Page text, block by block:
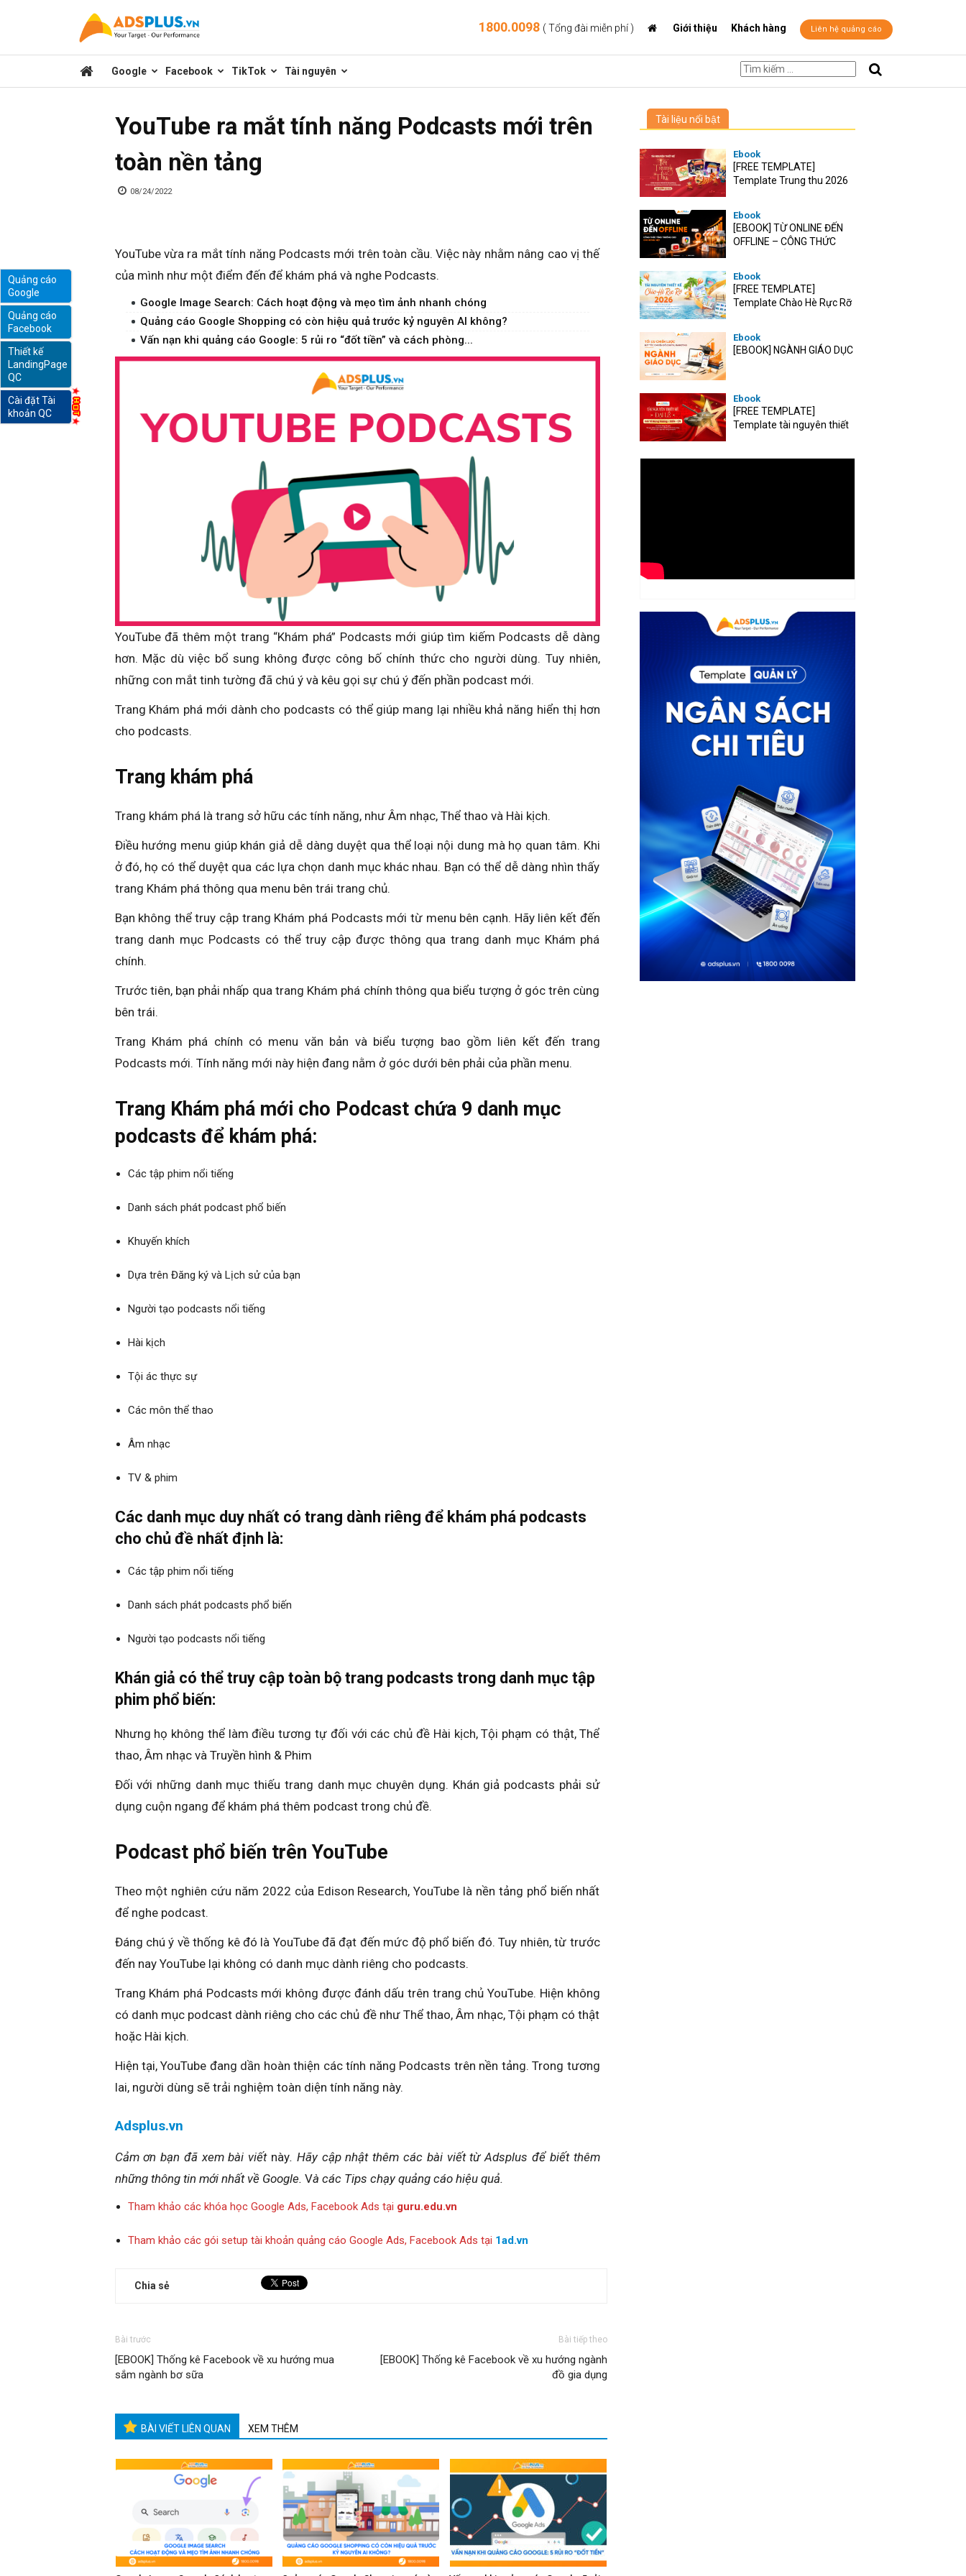
sẻ
marketing
online
1800.0098 ( Tổng đài miễn phí ) Giới thiệu Khách hàng Liên hệ quảng cáo
Google Facebook TikTok Tài nguyên
YouTube ra mắt tính năng Podcasts mới trên
toàn nền tảng
08/24/2022
YouTube vừa ra mắt tính năng Podcasts mới trên toàn cầu. Việc này nhằm nâng cao vị thế
của mình như một điểm đến để khám phá và nghe Podcasts.
Google Image Search: Cách hoạt động và mẹo tìm ảnh nhanh chóng
Quảng cáo Google Shopping có còn hiệu quả trước kỷ nguyên AI không?
Vấn nạn khi quảng cáo Google: 5 rủi ro “đốt tiền” và cách phòng...
YouTube đã thêm một trang “Khám phá” Podcasts mới giúp tìm kiếm Podcasts dễ dàng
hơn. Mặc dù việc bổ sung không được công bố chính thức cho người dùng. Tuy nhiên,
những con mắt tinh tường đã chú ý và kêu gọi sự chú ý đến phần podcast mới.
Trang Khám phá mới dành cho podcasts có thể giúp mang lại nhiều khả năng hiển thị hơn
cho podcasts.
Trang khám phá
Trang khám phá là trang sở hữu các tính năng, như Âm nhạc, Thể thao và Hài kịch.
Điều hướng menu giúp khán giả dễ dàng duyệt qua thể loại nội dung mà họ quan tâm. Khi
ở đó, họ có thể duyệt qua các lựa chọn danh mục khác nhau. Bạn có thể dễ dàng nhìn thấy
trang Khám phá thông qua menu bên trái trang chủ.
Bạn không thể truy cập trang Khám phá Podcasts mới từ menu bên cạnh. Hãy liên kết đến
trang danh mục Podcasts có thể truy cập được thông qua trang danh mục Khám phá
chính.
Trước tiên, bạn phải nhấp qua trang Khám phá chính thông qua biểu tượng ở góc trên cùng
bên trái.
Trang Khám phá chính có menu văn bản và biểu tượng bao gồm liên kết đến trang
Podcasts mới. Tính năng mới này hiện đang nằm ở góc dưới bên phải của phần menu.
Trang Khám phá mới cho Podcast chứa 9 danh mục
podcasts để khám phá:
Các tập phim nổi tiếng
Danh sách phát podcast phổ biến
Khuyến khích
Dựa trên Đăng ký và Lịch sử của bạn
Người tạo podcasts nổi tiếng
Hài kịch
Tội ác thực sự
Các môn thể thao
Âm nhạc
TV & phim
Các danh mục duy nhất có trang dành riêng để khám phá podcasts
cho chủ đề nhất định là:
Các tập phim nổi tiếng
Danh sách phát podcasts phổ biến
Người tạo podcasts nổi tiếng
Khán giả có thể truy cập toàn bộ trang podcasts trong danh mục tập
phim phổ biến:
Nhưng họ không thể làm điều tương tự đối với các chủ đề Hài kịch, Tội phạm có thật, Thể
thao, Âm nhạc và Truyền hình & Phim
Đối với những danh mục thiếu trang danh mục chuyên dụng. Khán giả podcasts phải sử
dụng cuộn ngang để khám phá thêm podcast trong chủ đề.
Podcast phổ biến trên YouTube
Theo một nghiên cứu năm 2022 của Edison Research, YouTube là nền tảng phổ biến nhất
để nghe podcast.
Đáng chú ý về thống kê đó là YouTube đã đạt đến mức độ phổ biến đó. Tuy nhiên, từ trước
đến nay YouTube lại không có danh mục dành riêng cho podcasts.
Trang Khám phá Podcasts mới không được đánh dấu trên trang chủ YouTube. Hiện không
có danh mục podcast dành riêng cho các chủ đề như Thể thao, Âm nhạc, Tội phạm có thật
hoặc Hài kịch.
Hiện tại, YouTube đang dần hoàn thiện các tính năng Podcasts trên nền tảng. Trong tương
lai, người dùng sẽ trải nghiệm toàn diện tính năng này.
Adsplus.vn
Cảm ơn bạn đã xem bài viết này. Hãy cập nhật thêm các bài viết từ Adsplus để biết thêm
những thông tin mới nhất về Google. Và các Tips chạy quảng cáo hiệu quả.
Tham khảo các khóa học Google Ads, Facebook Ads tại guru.edu.vn
Tham khảo các gói setup tài khoản quảng cáo Google Ads, Facebook Ads tại 1ad.vn
Quảng cáo
Google
Quảng cáo
Facebook
Thiết kế
LandingPage
QC
Cài đặt Tài
khoản QC
Chia sẻ
Bài trước
[EBOOK] Thống kê Facebook về xu hướng mua
sắm ngành bơ sữa
Bài tiếp theo
[EBOOK] Thống kê Facebook về xu hướng ngành
đồ gia dụng
BÀI VIẾT LIÊN QUAN XEM THÊM
Tài liệu nổi bật
Ebook
[FREE TEMPLATE]
Template Trung thu 2026
Ebook
[EBOOK] TỪ ONLINE ĐẾN
OFFLINE – CÔNG THỨC
Ebook
[FREE TEMPLATE]
Template Chào Hè Rực Rỡ
Ebook
[EBOOK] NGÀNH GIÁO DỤC
Ebook
[FREE TEMPLATE]
Template tài nguyên thiết